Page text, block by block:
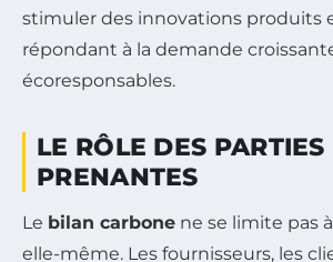
stimuler des innovations produits
répondant à la demande
écoresponsables.
LE RÔLE DES PARTIES
PRENANTES
Le bilan carbone ne se limite pas
elle-même. Les fournisseurs, les